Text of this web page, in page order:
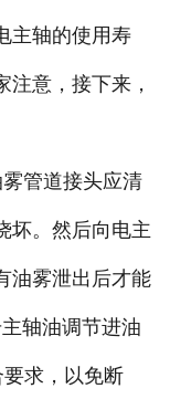
系我们
主轴的使用寿
注意，接下来，
管道接头应清
坏。然后向电主
油雾泄出后才能
轴油调节进油
求，以免断